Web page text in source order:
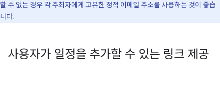
할 수 없는 경우 각 주최자에게 고유한 정적 이메일 주소를 사용하는 것이 좋습
니다.
사용자가 일정을 추가할 수 있는 링크 제공